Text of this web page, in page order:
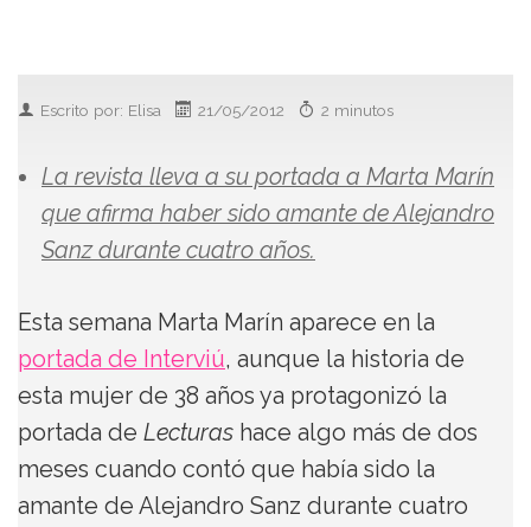
Escrito por: Elisa 21/05/2012 2 minutos
La revista lleva a su portada a Marta Marín
que afirma haber sido amante de Alejandro
Sanz durante cuatro años.
Esta semana Marta Marín aparece en la
portada de Interviú, aunque la historia de
esta mujer de 38 años ya protagonizó la
portada de Lecturas hace algo más de dos
meses cuando contó que había sido la
amante de Alejandro Sanz durante cuatro